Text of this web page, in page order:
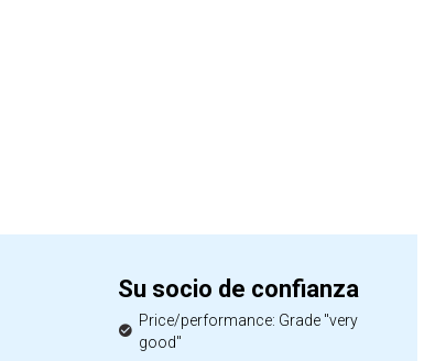
Su socio de confianza
Price/performance: Grade "very
good"